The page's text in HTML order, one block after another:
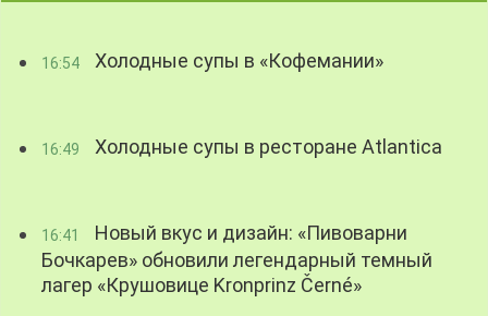
16:54 Холодные супы в «Кофемании»
16:49 Холодные супы в ресторане Atlantica
16:41
Новый вкус и дизайн: «Пивоварни
Бочкарев» обновили легендарный темный
лагер «Крушовице Kronprinz Černé»